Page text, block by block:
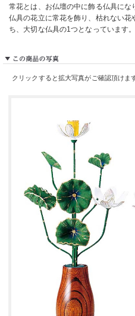
常花とは、お仏壇の中に飾る仏具にな
仏具の花立に常花を飾り、枯れない
ち、大切な仏具の1つとなっています。
クリックすると拡大写真がご確認頂けま